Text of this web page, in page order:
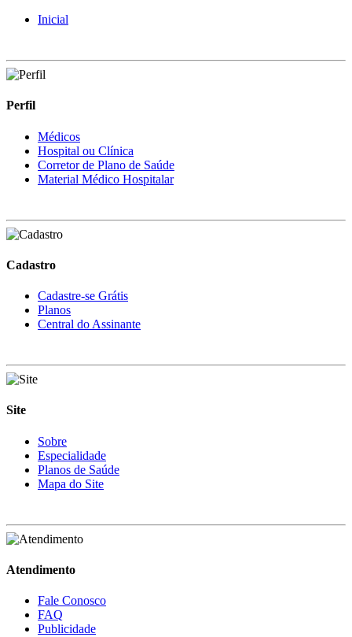
Inicial
Perfil
Médicos
Hospital ou Clínica
Corretor de Plano de Saúde
Material Médico Hospitalar
Cadastro
Cadastre-se Grátis
Planos
Central do Assinante
Site
Sobre
Especialidade
Planos de Saúde
Mapa do Site
Atendimento
Fale Conosco
FAQ
Publicidade